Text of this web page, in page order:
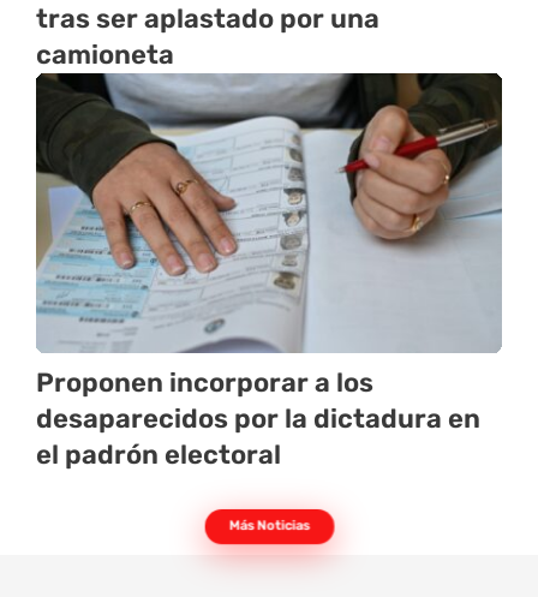
tras ser aplastado por una
camioneta
Proponen incorporar a los
desaparecidos por la dictadura en
el padrón electoral
Más Noticias